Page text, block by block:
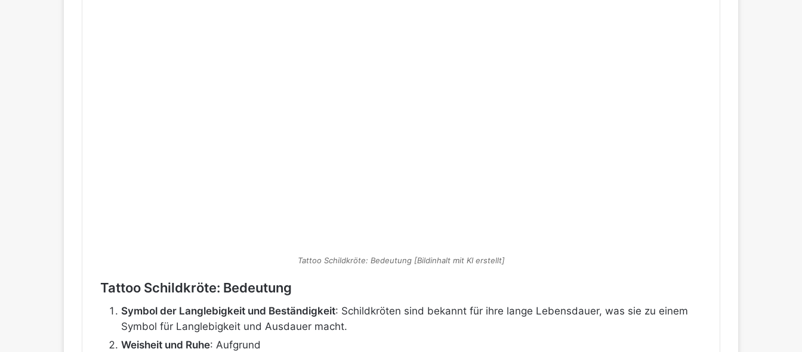
Tattoo Schildkröte: Bedeutung [Bildinhalt mit KI erstellt]
Tattoo Schildkröte: Bedeutung
Symbol der Langlebigkeit und Beständigkeit: Schildkröten sind bekannt für ihre lange Lebensdauer, was sie zu einem
Symbol für Langlebigkeit und Ausdauer macht.
Weisheit und Ruhe: Aufgrund